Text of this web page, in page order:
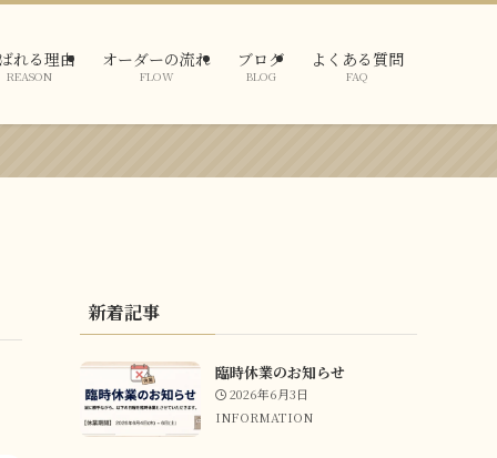
れる理由
REASON
オーダーの流れ
FLOW
ブログ
BLOG
よくある質問
FAQ
新着記事
臨時休業のお知らせ
2026年6月3日
INFORMATION